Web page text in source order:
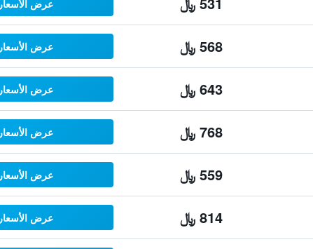
عرض الأسعار
568 ﷼ عرض الأسعار
643 ﷼ عرض الأسعار
768 ﷼ عرض الأسعار
559 ﷼ عرض الأسعار
814 ﷼ عرض الأسعار